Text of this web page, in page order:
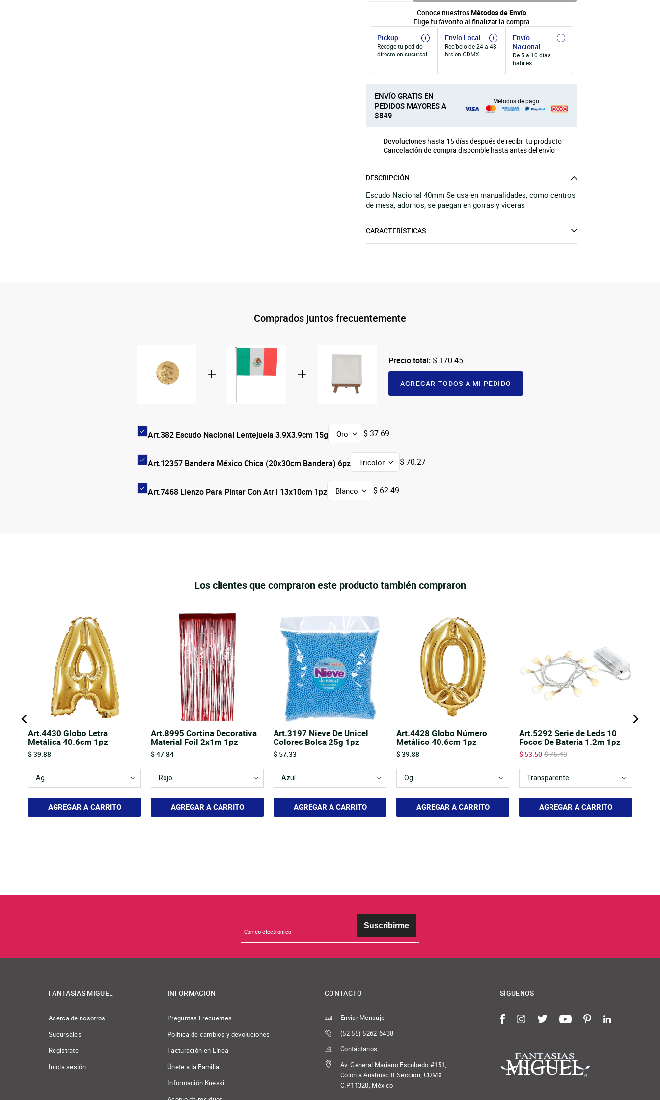
Conoce nuestrosMétodos de Envío
Elige tu favorito al finalizar la compra
Pickup
Recoge tu pedido
directo en sucursal
Envío Local
Recíbelo de 24 a 48
hrs en CDMX
Envío
Nacional
De 5 a 10 días
hábiles.
ENVÍO GRATIS EN
PEDIDOS MAYORES A
$849
Métodos de pago
Devoluciones hasta 15 días después de recibir tu producto
Cancelación de compra disponible hasta antes del envío
DESCRIPCIÓN
Escudo Nacional 40mm Se usa en manualidades, como centros
de mesa, adornos, se paegan en gorras y viceras
CARACTERÍSTICAS
Comprados juntos frecuentemente
Art.382 Escudo Nacional Lentejuela 3.9X3.9cm 15g $ 37.69
Art.12357 Bandera México Chica (20x30cm Bandera) 6pz $ 70.27
Art.7468 Lienzo Para Pintar Con Atril 13x10cm 1pz $ 62.49
Precio total: $ 170.45
AGREGAR TODOS A MI PEDIDO
Los clientes que compraron este producto también compraron
Art.4430 Globo Letra
Metálica 40.6cm 1pz
Price
$ 39.88
AGREGAR A CARRITO
Art.8995 Cortina Decorativa
Material Foil 2x1m 1pz
Price
$ 47.84
AGREGAR A CARRITO
Art.3197 Nieve De Unicel
Colores Bolsa 25g 1pz
Price
$ 57.33
AGREGAR A CARRITO
Art.4428 Globo Número
Metálico 40.6cm 1pz
Price
$ 39.88
AGREGAR A CARRITO
Art.5292 Serie de Leds 10
Focos De Batería 1.2m 1pz
Sale price
$ 53.50 Original price
$ 76.43
AGREGAR A CARRITO
Suscribirme
FANTASÍAS MIGUEL
Acerca de nosotros
Sucursales
Regístrate
Inicia sesión
INFORMACIÓN
Preguntas Frecuentes
Política de cambios y devoluciones
Facturación en Línea
Únete a la Familia
Información Kueski
CONTACTO
Enviar Mensaje
(52 55) 5262-6438
Contáctanos
Av. General Mariano Escobedo #151,
Colonia Anáhuac II Sección, CDMX
C.P.11320, México
SÍGUENOS
FacebookInstagramTwitterYouTubePinterestLinkedIn